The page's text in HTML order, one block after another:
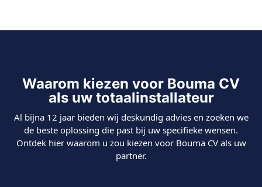
Waarom kiezen voor Bouma CV
als uw totaalinstallateur
Al bijna 12 jaar bieden wij deskundig advies en zoeken we
de beste oplossing die past bij uw specifieke wensen.
Ontdek hier waarom u zou kiezen voor Bouma CV als uw
partner.